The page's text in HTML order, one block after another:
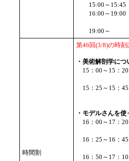
15:00～15:45
16:00～19:00
女性
19:00～ 講評
時間割
第46回(3/8)の時
・美術解剖学につ
15：00～15：
(5分
15：25～15：
(15分会
・モデルさんを
16：00～17：
(5分
16：25～16：
(5分
16：50～17：